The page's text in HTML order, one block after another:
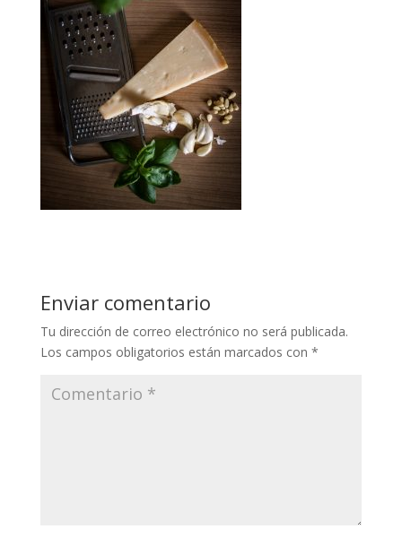
Enviar comentario
Tu dirección de correo electrónico no será publicada.
Los campos obligatorios están marcados con *